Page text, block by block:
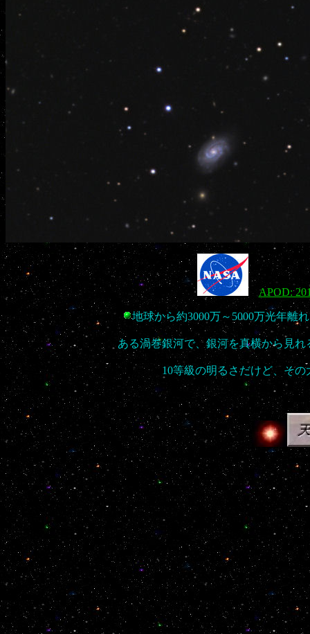
APOD:
地球から約3000万～5000万光年離
ある渦巻銀河で、銀河を真横から見
10等級の明るさだけど、そ